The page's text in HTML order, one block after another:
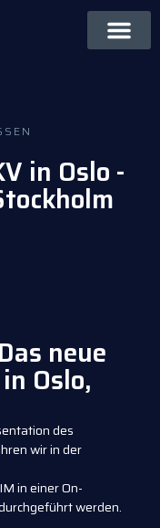
in Oslo -
neue
Oslo,
des
wir in der
in einer On-
werden.